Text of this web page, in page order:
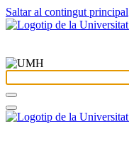
Saltar al contingut principal